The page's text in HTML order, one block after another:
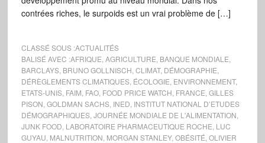
contrées riches, le surpoids est un vrai problème de […]
CLASSÉ SOUS :ACTUALITÉS
BALISÉ AVEC :AFRIQUE AGRICULTURE BANQUE MONDIALE
BARCLAYS, BRUNO GOLLNISCH CLIMAT, DÉMOGRAPHIE
DÉRÈGLEMENTS CLIMATIQUES, ÉCOLOGIE ENVIRONNEMENT,
ETATS-UNIS, FAIM FAO, FOOD PRICE WATCH FRANCE GILLES
PISON GOLDMAN SACHS, INED INSTITUT NATIONAL D’ETUDES
DÉMOGRAPHIQUES, JOURNÉE MONDIALE DE L'ALIMENTATION
JUNK FOOD LABORATOIRE PHARMACEUTIQUE ROCHE LUC
GUYAU MALNUTRITION MORGAN STANLEY, OBÉSITÉ OLIVIER